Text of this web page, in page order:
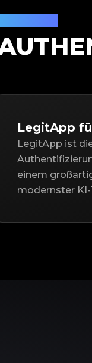
LegitApp
LegitApp ist
einem
modernster